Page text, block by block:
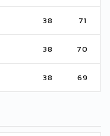
38 71
38 70
38 69